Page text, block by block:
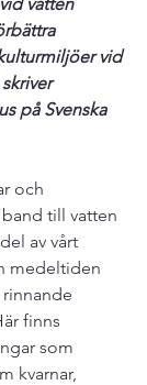
vid
på Svenska
och
till vatten
av vårt
medeltiden
finns
som
kvarnar,